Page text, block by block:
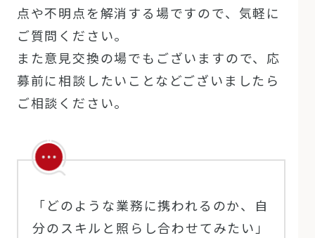
点や不明点を解消する場ですので、気軽に
ご質問ください。
また意見交換の場でもございますので、応
募前に相談したいことなどございましたら
ご相談ください。
「どのような業務に携われるのか、自
分のスキルと照らし合わせてみたい」